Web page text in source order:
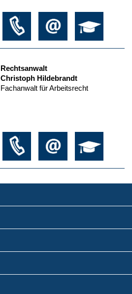
Rechtsanwalt
Christoph Hildebrandt
Fachanwalt für Arbeitsrecht